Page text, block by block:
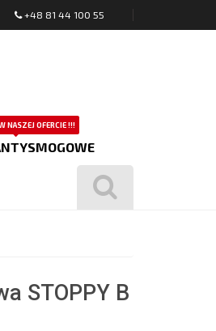
+48 81 44 100 55
NASZEJ OFERCIE !!!
STOPPY B